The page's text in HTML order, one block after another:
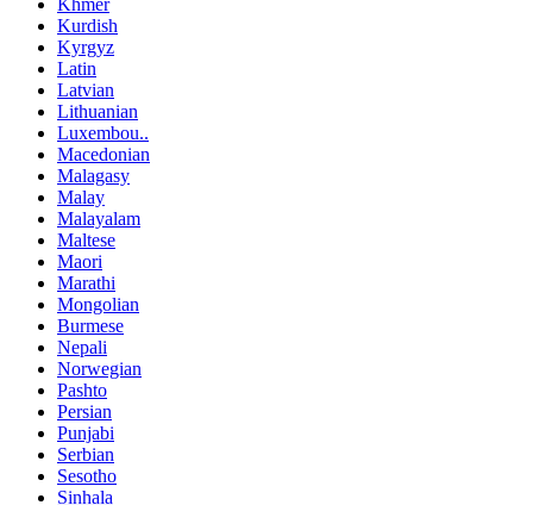
Khmer
Kurdish
Kyrgyz
Latin
Latvian
Lithuanian
Luxembou..
Macedonian
Malagasy
Malay
Malayalam
Maltese
Maori
Marathi
Mongolian
Burmese
Nepali
Norwegian
Pashto
Persian
Punjabi
Serbian
Sesotho
Sinhala